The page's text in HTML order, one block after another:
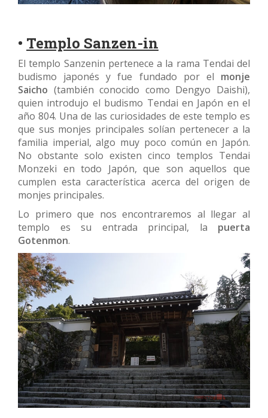
• Templo Sanzen-in
El templo Sanzenin pertenece a la rama Tendai del
budismo japonés y fue fundado por el monje
Saicho (también conocido como Dengyo Daishi),
quien introdujo el budismo Tendai en Japón en el
año 804. Una de las curiosidades de este templo es
que sus monjes principales solían pertenecer a la
familia imperial, algo muy poco común en Japón.
No obstante solo existen cinco templos Tendai
Monzeki en todo Japón, que son aquellos que
cumplen esta característica acerca del origen de
monjes principales.
Lo primero que nos encontraremos al llegar al
templo es su entrada principal, la puerta
Gotenmon.